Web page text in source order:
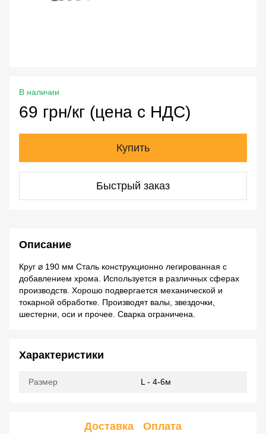
В наличии
69 грн/кг (цена с НДС)
Купить
Быстрый заказ
Описание
Круг ⌀ 190 мм Сталь конструкционно легированная с
добавлением хрома. Используется в различных сферах
производств. Хорошо подвергается механической и
токарной обработке. Производят валы, звездочки,
шестерни, оси и прочее. Сварка ограничена.
Характеристики
Размер L - 4-6м
Доставка Оплата